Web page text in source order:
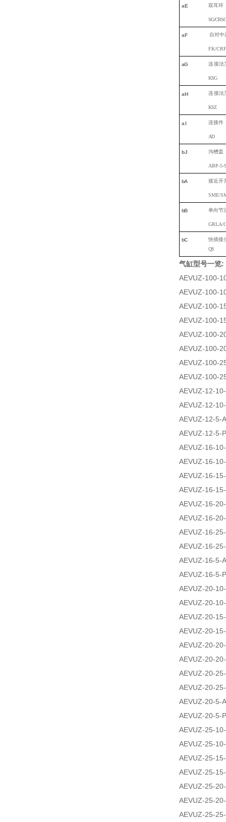
aE 双耳环
SG/CRSG
aF 自对中
FK/
aG 连接法
KSG
aH 连接法
KSZ
aI 连接件
AD
bJ 沟槽盖
ABP-5-
bA 接近开
SME/
bB 单向节
GRLA/
bC 快插接
QS
气缸型号一览:
AEVUZ-100-
AEVUZ-100-
AEVUZ-100-
AEVUZ-100-
AEVUZ-100-
AEVUZ-100-
AEVUZ-100-
AEVUZ-100-
AEVUZ-12-
AEVUZ-12-
AEVUZ-12-5-
AEVUZ-12-5-
AEVUZ-16-
AEVUZ-16-
AEVUZ-16-
AEVUZ-16-
AEVUZ-16-
AEVUZ-16-
AEVUZ-16-
AEVUZ-16-
AEVUZ-16-5-
AEVUZ-16-5-
AEVUZ-20-
AEVUZ-20-
AEVUZ-20-
AEVUZ-20-
AEVUZ-20-
AEVUZ-20-
AEVUZ-20-
AEVUZ-20-
AEVUZ-20-5-
AEVUZ-20-5-
AEVUZ-25-
AEVUZ-25-
AEVUZ-25-
AEVUZ-25-
AEVUZ-25-
AEVUZ-25-
AEVUZ-25-